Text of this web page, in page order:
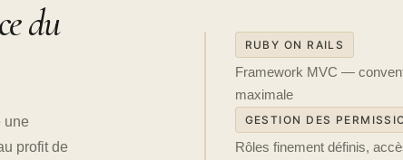
du
une
profit de
RUBY ON RAILS
Framework MVC —
maximale
GESTION DES
Rôles finement définis,